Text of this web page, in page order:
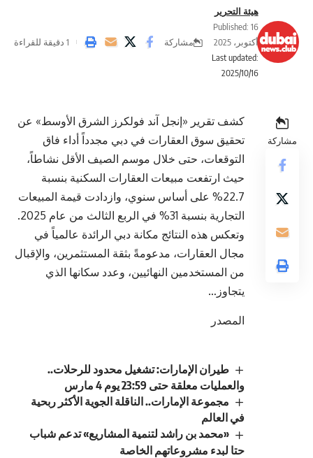
Last updated:
2025/10/16
هيئة التحرير
Published: 16
أكتوبر، 2025
مشاركة 1 دقيقة للقراءة
مشاركة
كشف تقرير «إنجل آند فولكرز الشرق الأوسط» عن
تحقيق سوق العقارات في دبي مجدداً أداء فاق
التوقعات، حتى خلال موسم الصيف الأقل نشاطاً،
حيث ارتفعت مبيعات العقارات السكنية بنسبة
22.7% على أساس سنوي، وازدادت قيمة المبيعات
التجارية بنسبة 31% في الربع الثالث من عام 2025.
وتعكس هذه النتائج مكانة دبي الرائدة عالمياً في
مجال العقارات، مدعومةً بثقة المستثمرين، والإقبال
من المستخدمين النهائيين، وعدد سكانها الذي
يتجاوز…
المصدر
طيران الإمارات: تشغيل محدود للرحلات..
والعمليات معلقة حتى 23:59 يوم 4 مارس
مجموعة الإمارات.. الناقلة الجوية الأكثر ربحية
في العالم
«محمد بن راشد لتنمية المشاريع» تدعم شباب
حتا لبدء مشروعاتهم الخاصة